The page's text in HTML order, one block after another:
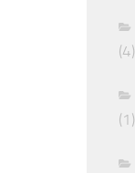
(4)
(1)